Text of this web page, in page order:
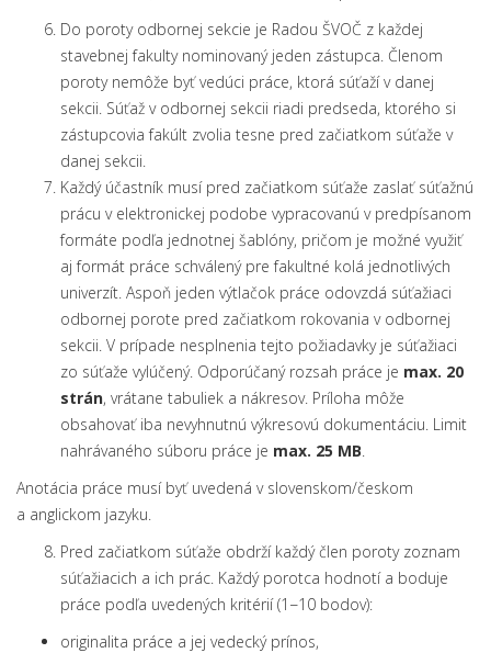
Do poroty odbornej sekcie je Radou ŠVOČ z každej
stavebnej fakulty nominovaný jeden zástupca. Členom
poroty nemôže byť vedúci práce, ktorá súťaží v danej
sekcii. Súťaž v odbornej sekcii riadi predseda, ktorého si
zástupcovia fakúlt zvolia tesne pred začiatkom súťaže v
danej sekcii.
Každý účastník musí pred začiatkom súťaže zaslať súťažnú
prácu v elektronickej podobe vypracovanú v predpísanom
formáte podľa jednotnej šablóny, pričom je možné využiť
aj formát práce schválený pre fakultné kolá jednotlivých
univerzít. Aspoň jeden výtlačok práce odovzdá súťažiaci
odbornej porote pred začiatkom rokovania v odbornej
sekcii. V prípade nesplnenia tejto požiadavky je súťažiaci
zo súťaže vylúčený. Odporúčaný rozsah práce je max. 20
strán, vrátane tabuliek a nákresov. Príloha môže
obsahovať iba nevyhnutnú výkresovú dokumentáciu. Limit
nahrávaného súboru práce je max. 25 MB
Anotácia práce musí byť uvedená v slovenskom/českom
a anglickom jazyku.
Pred začiatkom súťaže obdrží každý člen poroty zoznam
súťažiacich a ich prác. Každý porotca hodnotí a boduje
práce podľa uvedených kritérií (1−10 bodov):
originalita práce a jej vedecký prínos,